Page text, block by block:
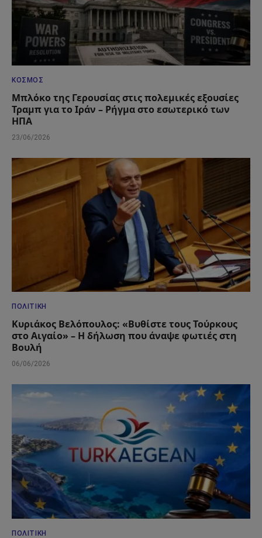
ΚΌΣΜΟΣ
Μπλόκο της Γερουσίας στις πολεμικές εξουσίες
Τραμπ για το Ιράν – Ρήγμα στο εσωτερικό των
ΗΠΑ
23/06/2026
ΠΟΛΙΤΙΚΉ
Κυριάκος Βελόπουλος: «Βυθίστε τους Τούρκους
στο Αιγαίο» – Η δήλωση που άναψε φωτιές στη
Βουλή
06/06/2026
ΠΟΛΙΤΙΚΉ